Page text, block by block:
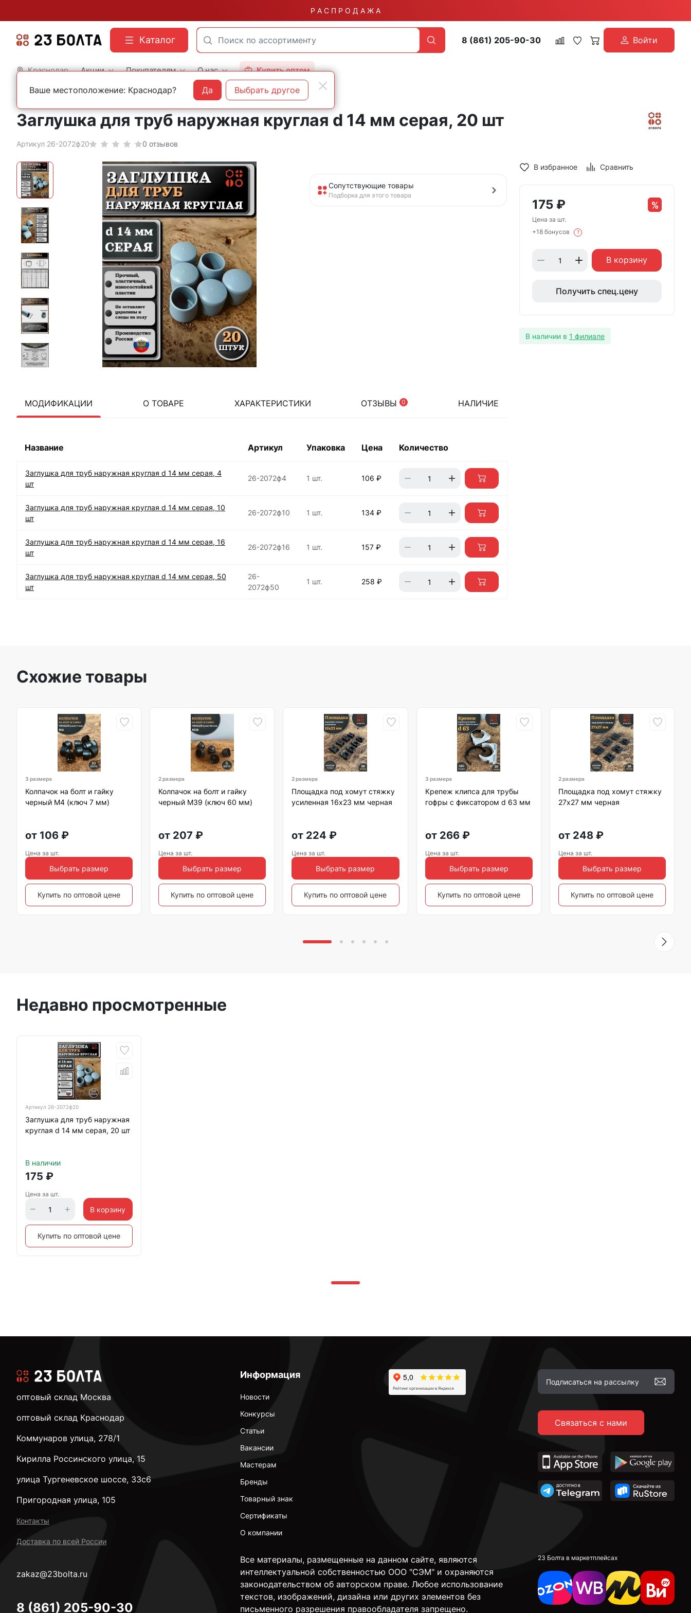
Р А С П Р О Д А Ж А
Каталог 8 (861) 205-90-30 Войти
Краснодар Акции Покупателям О нас Купить оптом
Главная Фасованный крепеж Пластиковая фурнитура
Заглушка для труб наружная круглая d 14 мм серая, 20 шт
Артикул 26-2072ф20 0 отзывов
Сопутствующие товары
Подборка для этого товара
МОДИФИКАЦИИ О ТОВАРЕ ХАРАКТЕРИСТИКИ ОТЗЫВЫ 0 НАЛИЧИЕ
Название Артикул Упаковка Цена Количество
Заглушка для труб наружная круглая d 14 мм серая, 4
шт
26-2072ф4 1 шт. 106 ₽
Заглушка для труб наружная круглая d 14 мм серая, 10
шт
26-2072ф10 1 шт. 134 ₽
Заглушка для труб наружная круглая d 14 мм серая, 16
шт
26-2072ф16 1 шт. 157 ₽
Заглушка для труб наружная круглая d 14 мм серая, 50
шт
26-
2072ф50
1 шт. 258 ₽
В избранное Сравнить
175 ₽
Цена за шт.
+18 бонусов
?
В корзину
Получить спец.цену
В наличии в 1 филиале
Схожие товары
3 размера
Колпачок на болт и гайку
черный M4 (ключ 7 мм)
от 106 ₽
Цена за шт.
Выбрать размер
Купить по оптовой цене
2 размера
Колпачок на болт и гайку
черный M39 (ключ 60 мм)
от 207 ₽
Цена за шт.
Выбрать размер
Купить по оптовой цене
2 размера
Площадка под хомут стяжку
усиленная 16х23 мм черная
от 224 ₽
Цена за шт.
Выбрать размер
Купить по оптовой цене
3 размера
Крепеж клипса для трубы
гофры с фиксатором d 63 мм
от 266₽
Цена за шт.
Выбрать размер
Купить по оптовой цене
2 размера
Площадка под хомут стяжку
27х27 мм черная
от 248₽
Цена за шт.
Выбрать размер
Купить по оптовой цене
Недавно просмотренные
Артикул 26-2072ф20
Заглушка для труб наружная
круглая d 14 мм серая, 20 шт
В наличии
175 ₽
Цена за шт.
В корзину
Купить по оптовой цене
Информация
Новости
Конкурсы
Статьи
Вакансии
Мастерам
Бренды
Товарный знак
Сертификаты
О компании
Связаться с нами
Все материалы, размещенные на данном сайте, являются
интеллектуальной собственностью ООО "СЭМ" и охраняются
законодательством об авторском праве. Любое использование
текстов, изображений, дизайна или других элементов без
письменного разрешения правообладателя запрещено.
23 Болта в маркетплейсах
оптовый склад Москва
оптовый склад Краснодар
Коммунаров улица, 278/1
Кирилла Россинского улица, 15
улица Тургеневское шоссе, 33с6
Пригородная улица, 105
Контакты
Доставка по всей России
zakaz@23bolta.ru
8 (861) 205-90-30
Ваше местоположение: Краснодар? Да Выбрать другое